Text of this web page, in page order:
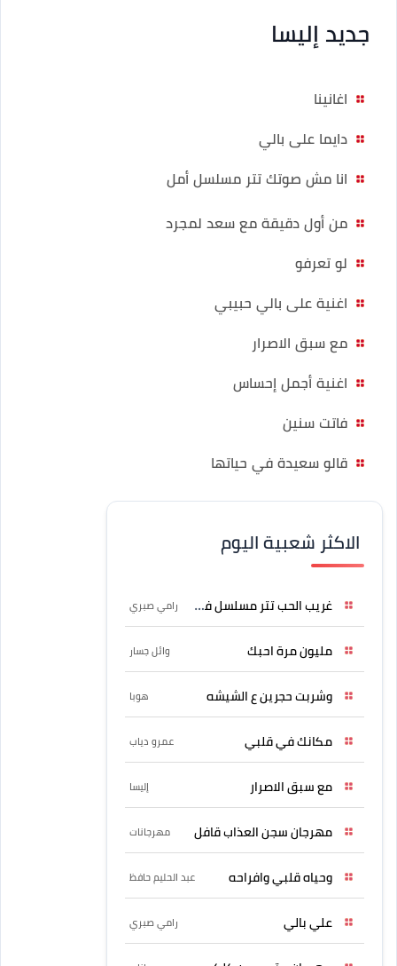
جديد إليسا
اغانينا
دايما على بالي
انا مش صوتك تتر مسلسل أمل
من أول دقيقة مع سعد لمجرد
لو تعرفو
اغنية على بالي حبيبي
مع سبق الاصرار
اغنية أجمل إحساس
فاتت سنين
قالو سعيدة في حياتها
الاكثر شعبية اليوم
غريب الحب تتر مسلسل فرصة رامي صبري
مليون مرة احبك وائل جسار
وشربت حجرين ع الشيشه هوبا
مكانك في قلبي عمرو دياب
مع سبق الاصرار إليسا
مهرجان سجن العذاب قافل مهرجانات
وحياه قلبي وافراحه عبد الحليم حافظ
علي بالي رامي صبري